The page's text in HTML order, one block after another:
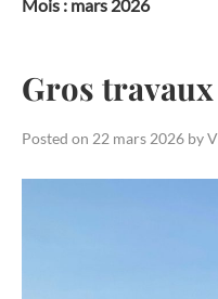
Mois : mars 2026
Gros
Posted on 22 mars 2026 by